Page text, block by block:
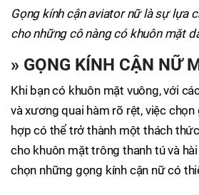
Gọng kính cận aviator nữ là sự lựa
cho những cô nàng có khuôn mặt
» GỌNG KÍNH CẬN NỮ
Khi bạn có khuôn mặt vuông, với
và xương quai hàm rõ rệt, việc
hợp có thể trở thành một thách
cho khuôn mặt trông thanh tú và
chọn những gọng kính cận nữ có